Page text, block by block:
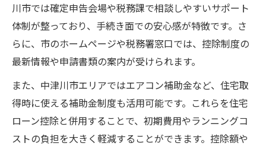
川市では確定申告会場や税務課で相談しやすいサポート
体制が整っており、手続き面での安心感が特徴です。さ
らに、市のホームページや税務署窓口では、控除制度の
最新情報や申請書類の案内が受けられます。
また、中津川市エリアではエアコン補助金など、住宅取
得時に使える補助金制度も活用可能です。これらを住宅
ローン控除と併用することで、初期費用やランニングコ
ストの負担を大きく軽減することができます。控除額や